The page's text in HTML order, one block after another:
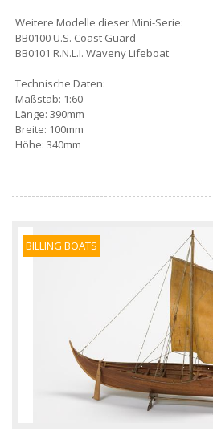
Weitere Modelle dieser Mini-Serie:
BB0100 U.S. Coast Guard
BB0101 R.N.L.I. Waveny Lifeboat
Technische Daten:
Maßstab: 1:60
Länge: 390mm
Breite: 100mm
Höhe: 340mm
BILLING BOATS